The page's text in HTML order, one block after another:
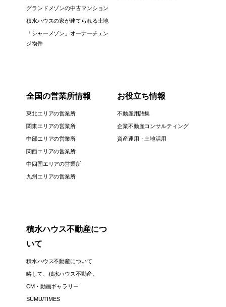
グランドメゾンの中古マンション
積水ハウスの家が建てられる土地
「シャーメゾン」オーナーチェン
ジ物件
全国の営業所情報
東北エリアの営業所
関東エリアの営業所
中部エリアの営業所
関西エリアの営業所
中四国エリアの営業所
九州エリアの営業所
お役立ち情報
不動産用語集
企業不動産コンサルティング
資産運用・土地活用
積水ハウス不動産につ
いて
積水ハウス不動産について
略して、積水ハウス不動産。
CM・動画ギャラリー
SUMU/TIMES